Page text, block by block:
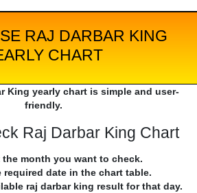
RAJ DARBAR KING
CHART
King yearly chart is simple and user-
friendly.
Raj Darbar King Chart
the month you want to check.
required date in the chart table.
raj darbar king result for that day.